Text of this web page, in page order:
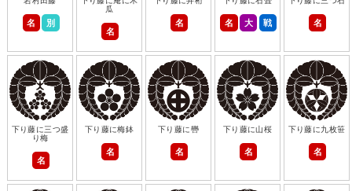
名 別
瓜
名
名 名 大 戦 名
下り藤に三つ盛
り梅
名
下り藤に梅鉢
名
下り藤に轡
名
下り藤に山桜
名
下り藤に九枚笹
名